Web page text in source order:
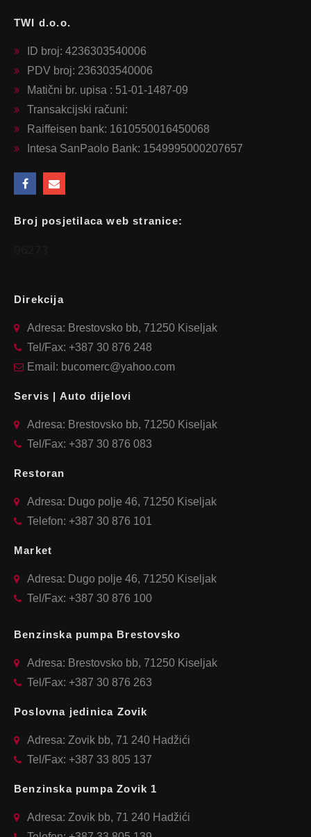
TWI d.o.o.
ID broj: 4236303540006
PDV broj: 236303540006
Matični br. upisa : 51-01-1487-09
Transakcijski računi:
Raiffeisen bank: 1610550016450068
Intesa SanPaolo Bank: 1549995000207657
Broj posjetilaca web stranice:
Direkcija
Adresa: Brestovsko bb, 71250 Kiseljak
Tel/Fax: +387 30 876 248
Email: bucomerc@yahoo.com
Servis | Auto dijelovi
Adresa: Brestovsko bb, 71250 Kiseljak
Tel/Fax: +387 30 876 083
Restoran
Adresa: Dugo polje 46, 71250 Kiseljak
Telefon: +387 30 876 101
Market
Adresa: Dugo polje 46, 71250 Kiseljak
Tel/Fax: +387 30 876 100
Benzinska pumpa Brestovsko
Adresa: Brestovsko bb, 71250 Kiseljak
Tel/Fax: +387 30 876 263
Poslovna jedinica Zovik
Adresa: Zovik bb, 71 240 Hadžići
Tel/Fax: +387 33 805 137
Benzinska pumpa Zovik 1
Adresa: Zovik bb, 71 240 Hadžići